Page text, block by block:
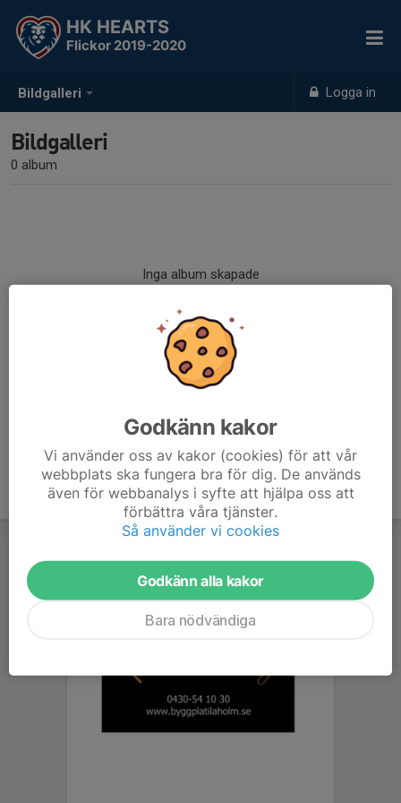
Bildgalleri Logga in
HK HEARTS
Flickor 2019-2020
Bildgalleri
0 album
Inga album skapade
Godkänn kakor
Vi använder oss av kakor (cookies) för att vår
webbplats ska fungera bra för dig. De används
även för webbanalys i syfte att hjälpa oss att
förbättra våra tjänster.
Så använder vi cookies
Godkänn alla kakor
Bara nödvändiga